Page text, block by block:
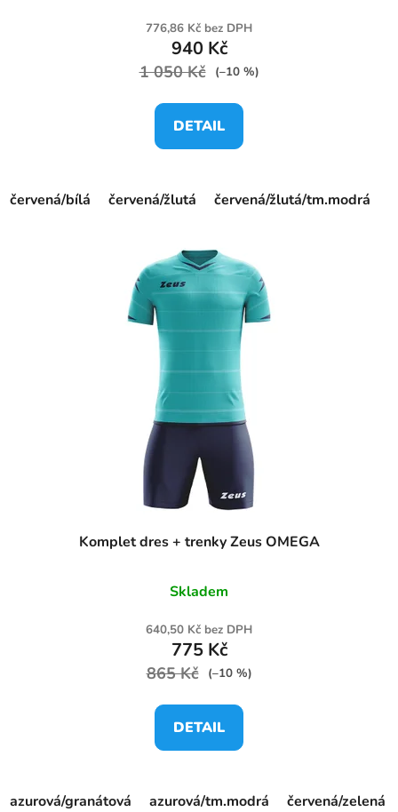
776,86 Kč bez DPH
940 Kč
1 050 Kč (–10 %)
DETAIL
červená/bílá červená/žlutá červená/žlutá/tm.modrá
Komplet dres + trenky Zeus OMEGA
Skladem
640,50 Kč bez DPH
775 Kč
865 Kč (–10 %)
DETAIL
azurová/granátová azurová/tm.modrá červená/zelená